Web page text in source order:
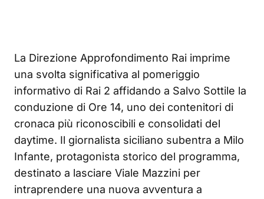
La Direzione Approfondimento Rai imprime
una svolta significativa al pomeriggio
informativo di Rai 2 affidando a Salvo Sottile la
conduzione di Ore 14, uno dei contenitori di
cronaca più riconoscibili e consolidati del
daytime. Il giornalista siciliano subentra a Milo
Infante, protagonista storico del programma,
destinato a lasciare Viale Mazzini per
intraprendere una nuova avventura a